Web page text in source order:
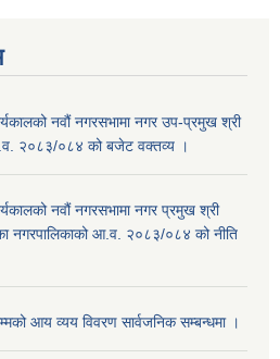
नवौं नगरसभामा नगर उप-प्रमुख श्री
२०८३/०८४ को बजेट वक्तव्य ।
नवौं नगरसभामा नगर प्रमुख श्री
नगरपालिकाको आ.व. २०८३/०८४ को नीति
आय व्यय विवरण सार्वजनिक सम्बन्धमा ।